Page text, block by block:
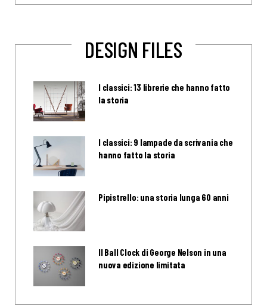
DESIGN FILES
I classici: 13 librerie che hanno fatto
la storia
I classici: 9 lampade da scrivania che
hanno fatto la storia
Pipistrello: una storia lunga 60 anni
Il Ball Clock di George Nelson in una
nuova edizione limitata